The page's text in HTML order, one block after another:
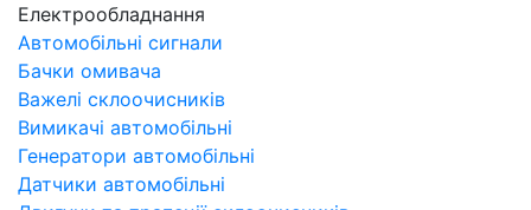
Електрообладнання
Автомобільні сигнали
Бачки омивача
Важелі склоочисників
Вимикачі автомобільні
Генератори автомобільні
Датчики автомобільні